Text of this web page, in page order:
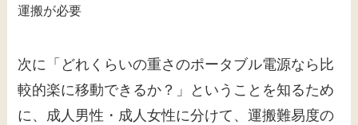
運搬が必要
次に「どれくらいの重さのポータブル電源なら比
較的楽に移動できるか？」ということを知るため
に、成人男性・成人女性に分けて、運搬難易度の